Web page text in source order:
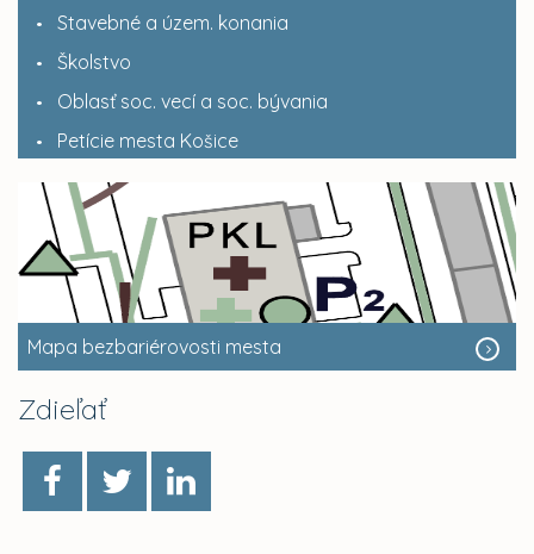
Stavebné a územ. konania
Školstvo
Oblasť soc. vecí a soc. bývania
Petície mesta Košice
Mapa bezbariérovosti mesta
Zdieľať